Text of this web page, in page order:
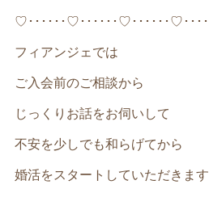
♡･･････♡･･････♡･･････♡･･･
フィアンジェでは
ご入会前のご相談から
じっくりお話をお伺いして
不安を少しでも和らげてから
婚活をスタートしていただきます